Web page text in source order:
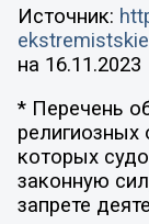
Источник:
на 16.11.2023
* Перечень
религиозных
которых
законную
запрете